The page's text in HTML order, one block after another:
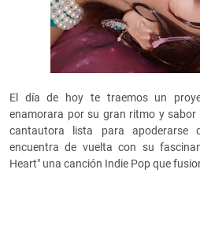
El día de hoy te traemos un
enamorara por su gran ritmo y sabor
cantautora lista para apoderarse
encuentra de vuelta con su
Heart" una canción Indie Pop que